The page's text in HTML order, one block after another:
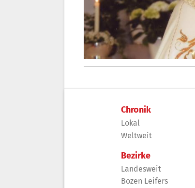
Chronik
Lokal
Weltweit
Bezirke
Landesweit
Bozen Leifers